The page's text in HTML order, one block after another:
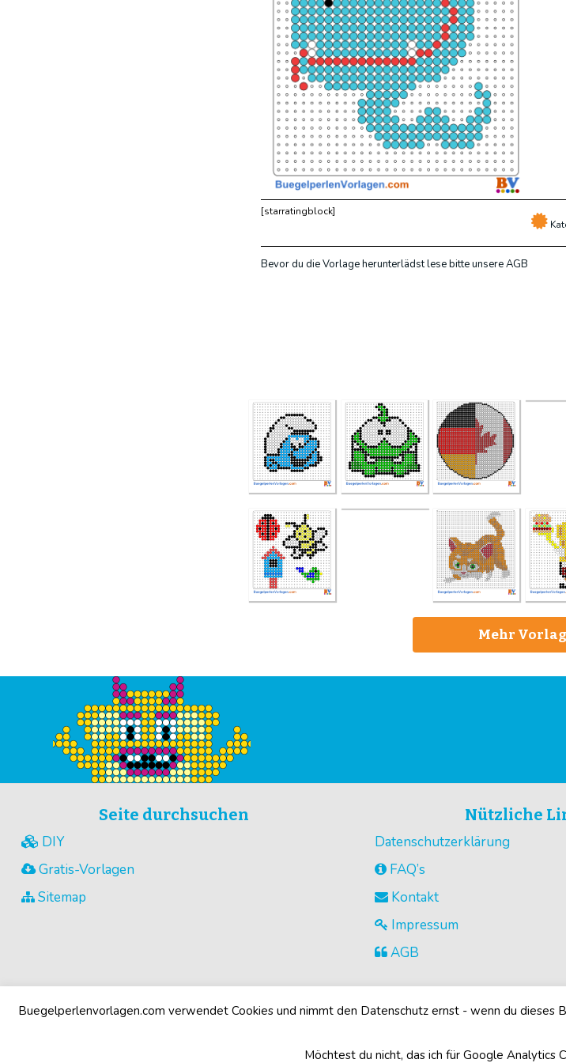
[starratingblock]
Bevor du die Vorlage herunterlädst lese bitte unsere AGB
Mehr
Seite durchsuchen
DIY
Gratis-Vorlagen
Sitemap
Nützliche
Datenschutzerklärung
FAQ’s
Kontakt
Impressum
AGB
Buegelperlenvorlagen.com verwendet Cookies und nimmt den Datenschutz ernst - wenn du dieses
Möchtest du nicht, das ich für Google Analytics